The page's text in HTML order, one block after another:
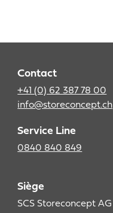
Contact
+41 (0) 62 387 78 00
info@storeconcept.ch
Service Line
0840 840 849
Siège
SCS Storeconcept AG